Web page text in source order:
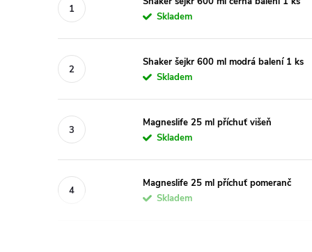
Skladem
Shaker šejkr 600 ml modrá balení 1 ks
Skladem
Magneslife 25 ml příchuť višeň
Skladem
Magneslife 25 ml příchuť pomeranč
Skladem